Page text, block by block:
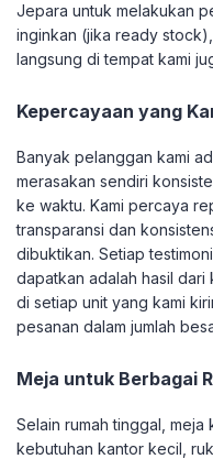
Jepara untuk melakukan
inginkan (jika ready
langsung di tempat kami
Kepercayaan yang
Banyak pelanggan kami
merasakan sendiri
ke waktu. Kami percaya
transparansi dan
dibuktikan. Setiap
dapatkan adalah hasil dari
di setiap unit yang kami
pesanan dalam jumlah
Meja untuk Berbagai
Selain rumah tinggal,
kebutuhan kantor kecil,